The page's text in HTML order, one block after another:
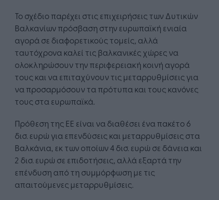
Το σχέδιο παρέχει στις επιχειρήσεις των Δυτικών
Βαλκανίων πρόσβαση στην ευρωπαϊκή ενιαία
αγορά σε διαφορετικούς τομείς, αλλά
ταυτόχρονα καλεί τις βαλκανικές χώρες να
ολοκληρώσουν την περιφερειακή κοινή αγορά
τους και να επιταχύνουν τις μεταρρυθμίσεις για
να προσαρμόσουν τα πρότυπα και τους κανόνες
τους στα ευρωπαϊκά.
Πρόθεση της ΕΕ είναι να διαθέσει ένα πακέτο 6
δισ. ευρώ για επενδύσεις και μεταρρυθμίσεις στα
Βαλκάνια, εκ των οποίων 4 δισ. ευρώ σε δάνεια και
2 δισ. ευρώ σε επιδοτήσεις, αλλά εξαρτά την
επένδυση από τη συμμόρφωση με τις
απαιτούμενες μεταρρυθμίσεις.